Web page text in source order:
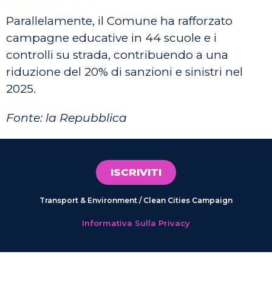
Parallelamente, il Comune ha rafforzato
campagne educative in 44 scuole e i
controlli su strada, contribuendo a una
riduzione del 20% di sanzioni e sinistri nel
2025.
Fonte: la Repubblica
ISCRIVITI
Transport & Environment / Clean Cities Campaign
Informativa Sulla Privacy